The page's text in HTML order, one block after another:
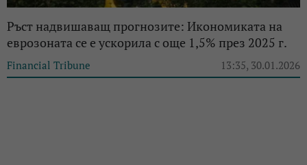
Ръст надвишаващ прогнозите: Икономиката на
еврозоната се е ускорила с още 1,5% през 2025 г.
Financial Tribune 13:35, 30.01.2026